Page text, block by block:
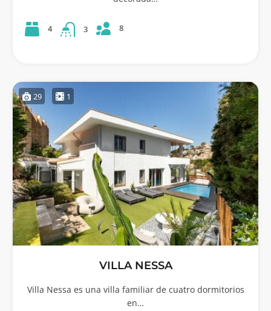
4 3 8
29 1
VILLA NESSA
Villa Nessa es una villa familiar de cuatro dormitorios
en…